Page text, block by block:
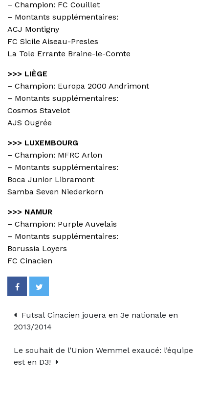
– Champion: FC Couillet
– Montants supplémentaires:
ACJ Montigny
FC Sicile Aiseau-Presles
La Tole Errante Braine-le-Comte
>>> LIÈGE
– Champion: Europa 2000 Andrimont
– Montants supplémentaires:
Cosmos Stavelot
AJS Ougrée
>>> LUXEMBOURG
– Champion: MFRC Arlon
– Montants supplémentaires:
Boca Junior Libramont
Samba Seven Niederkorn
>>> NAMUR
– Champion: Purple Auvelais
– Montants supplémentaires:
Borussia Loyers
FC Cinacien
Futsal Cinacien jouera en 3e nationale en
2013/2014
Le souhait de l’Union Wemmel exaucé: l’équipe
est en D3!